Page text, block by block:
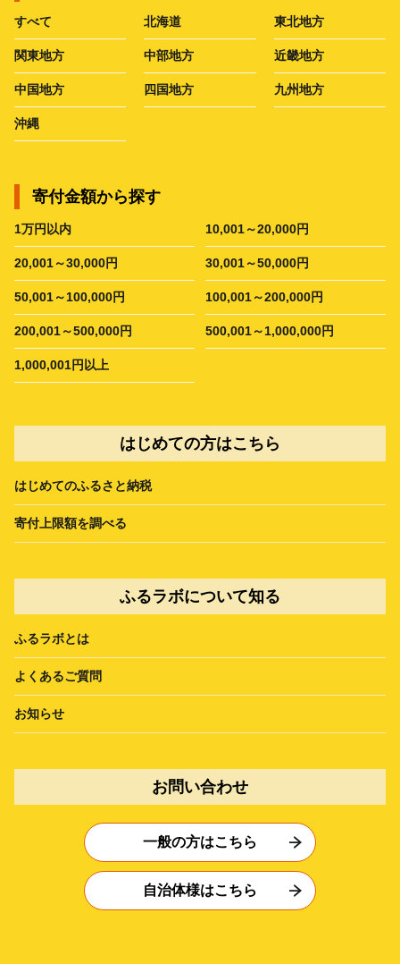
すべて 北海道 東北地方
関東地方 中部地方 近畿地方
中国地方 四国地方 九州地方
沖縄
寄付金額から探す
1万円以内 10,001～20,000円
20,001～30,000円 30,001～50,000円
50,001～100,000円 100,001～200,000円
200,001～500,000円 500,001～1,000,000円
1,000,001円以上
はじめての方はこちら
はじめてのふるさと納税
寄付上限額を調べる
ふるラボについて知る
ふるラボとは
よくあるご質問
お知らせ
お問い合わせ
一般の方はこちら
自治体様はこちら